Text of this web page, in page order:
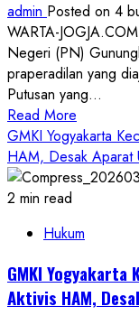
Akhirnya
Dipecat
admin Posted on 4
WARTA-
Negeri (PN)
praperadilan yang
Putusan yang...
Read More
more
about
Tolak
PN
Tegaskan
Status
GMKI Yogyakarta
HAM, Desak Aparat
2 min read
Hukum
GMKI
Aktivis HAM,